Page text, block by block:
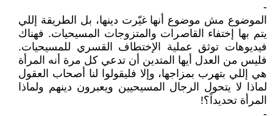
-
الموضوع مش موضوع أنها غيّرت دينها، بل الطريقة إللي
يتم بها إختفاء القاصرات والمتزوجات المسيحيات. فهناك
فيديوهات توثق عملية الإختطاف القسري للمسيحيات.
فليس من العدل أيها المتدين أن تدعي كل مرة أنه المرأة
هي إللي بتهرب بمزاجها، وإلا فليقولوا لنا أصحاب العقول
لماذا لا يتحول الرجال المسيحيين ويعبرون دينهم ولماذا
المرأة تحديداً؟!